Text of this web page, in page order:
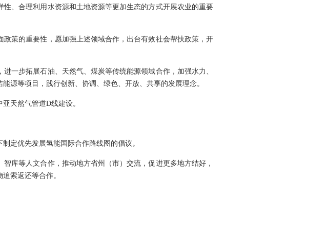
、合理利用水资源和土地资源等更加生态的方式开展农业的重要
策的重要性，愿加强上述领域合作，出台有效社会帮扶政策，开
一步拓展石油、天然气、煤炭等传统能源领域合作，加强水力、
源等项目，践行创新、协调、绿色、开放、共享的发展理念。
天然气管道D线建设。
定优先发展氢能国际合作路线图的倡议。
库等人文合作，推动地方省州（市）交流，促进更多地方结好，
索返还等合作。